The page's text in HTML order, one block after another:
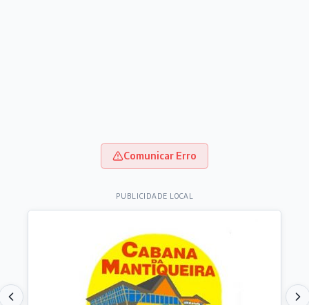
Comunicar Erro
PUBLICIDADE LOCAL
Destaques do dia